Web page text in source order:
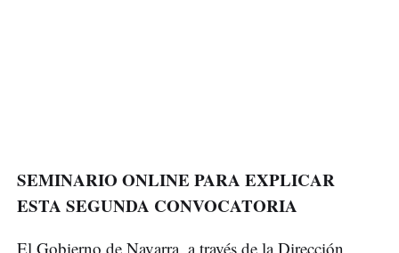
SEMINARIO ONLINE PARA EXPLICAR
ESTA SEGUNDA CONVOCATORIA
El Gobierno de Navarra, a través de la Dirección